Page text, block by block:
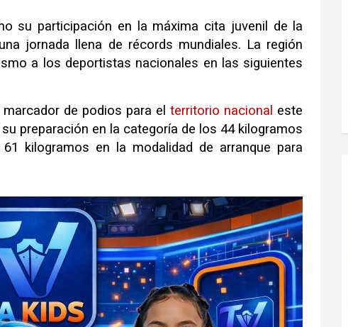
su participación en la máxima cita juvenil de la
jornada llena de récords mundiales. La región
a los deportistas nacionales en las siguientes
marcador de podios para elterritorio nacional este
preparación en la categoría de los 44 kilogramos
kilogramos en la modalidad de arranque para